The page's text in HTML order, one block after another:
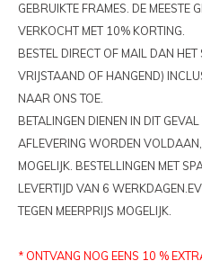
FOLDERHOUDERS
OPBERGKOFFERS EN TASSEN
PRESENTATIEBALIES
LED FRAMES ALUMINIUM
LOSSTAANDE FRAMES
TEXTIELFRAMES
ZIPPIT TUBEFRAMES
PIXLIP GO LED
PIXLIP GO BEURSSTANDS
SPANDOEKEN
SPANDOEKFRAMES
SPANDOEKMATERIALEN
SPANELASTIEKEN
STOEPBORDEN
CONTAINERFRAME HUREN
SPANDOEKFRAME HUREN
TEXTIELFRAME HUREN
HUREN PIXLIP GO LED
HUREN PIXLIP GO BEURSSTANDS
BUISKOPPELINGEN - GEBRUIKT
CONTAINERFRAMES - GEBRUIKT
STOEPBORDEN - GEBRUIKT
GEBRUIKTE FRAMES. DE MEESTE
VERKOCHT MET 10% KORTING.
BESTEL DIRECT OF MAIL DAN
VRIJSTAAND OF HANGEND)
NAAR ONS TOE.
BETALINGEN DIENEN IN DIT
AFLEVERING WORDEN
MOGELIJK. BESTELLINGEN MET
LEVERTIJD VAN 6
TEGEN MEERPRIJS MOGELIJK.
* ONTVANG NOG EENS 10 %